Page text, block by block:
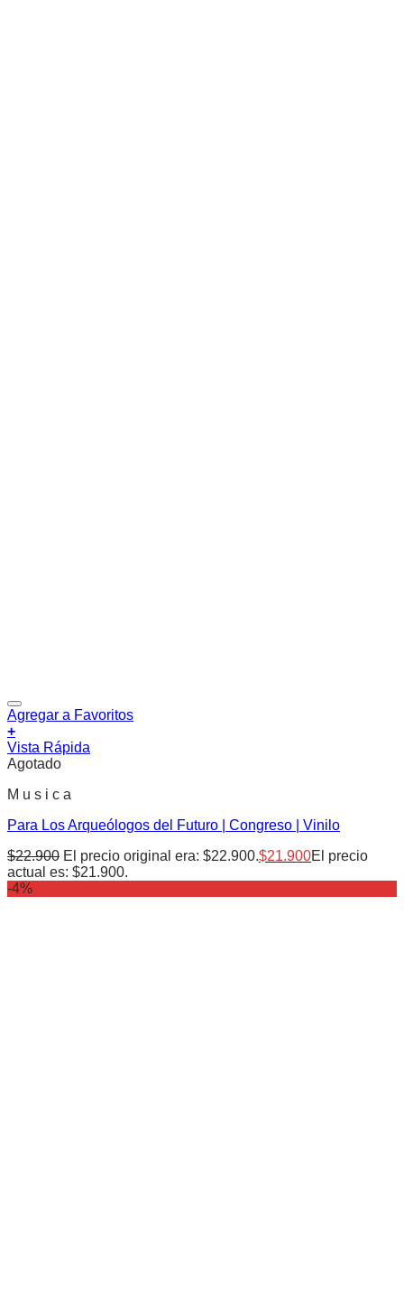
Agregar a Favoritos
+
Vista Rápida
Agotado
M u s i c a
Para Los Arqueólogos del Futuro | Congreso | Vinilo
$22.900 El precio original era: $22.900.$21.900El precio
actual es: $21.900.
-4%